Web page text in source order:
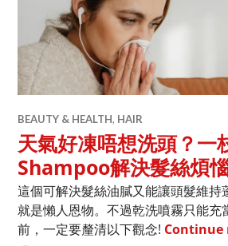
BEAUTY & HEALTH, HAIR
天氣好凍唔想洗頭？一
Shampoo解決髮絲煩惱
這個可解決髮絲油膩又能讓頭髮維持
就是懶人恩物。不過乾洗噴霧只能充
前，一定要釐清以下觀念! Continue